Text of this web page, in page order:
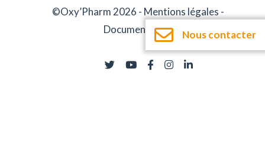
©Oxy’Pharm 2026 - Mentions légales -
Documentation
Nous contacter